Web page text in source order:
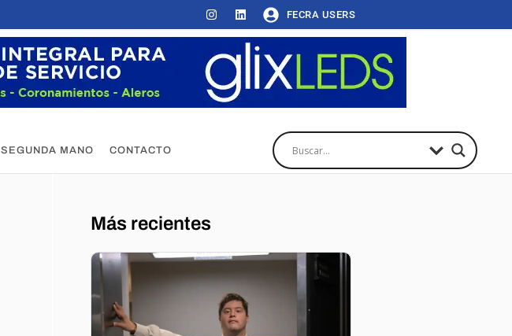
FECRA USERS
SEGUNDA MANO CONTACTO
Más recientes